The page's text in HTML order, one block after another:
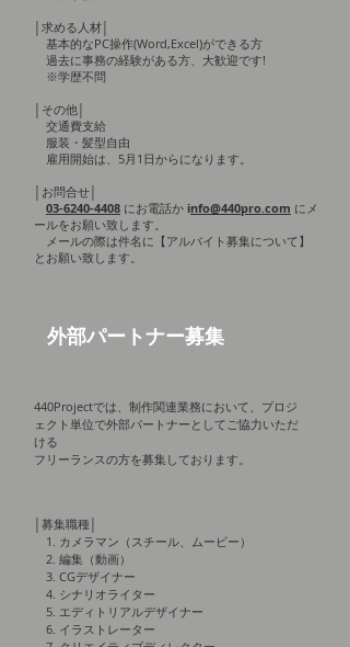
│求める人材│
基本的なPC操作(Word,Excel)ができる方
過去に事務の経験がある方、大歓迎です!
※学歴不問
│その他│
交通費支給
服装・髪型自由
雇用開始は、5月1日からになります。
│お問合せ│
03-6240-4408 にお電話か info@440pro.com にメ
ールをお願い致します。
メールの際は件名に【アルバイト募集について】
とお願い致します。
外部パートナー募集
440Projectでは、制作関連業務において、プロジ
ェクト単位で外部パートナーとしてご協力いただ
ける
フリーランスの方を募集しております。
募集職種
1. カメラマン（スチール、ムービー）
2. 編集（動画）
3. CGデザイナー
4. シナリオライター
5. エディトリアルデザイナー
​ 6. イラストレーター